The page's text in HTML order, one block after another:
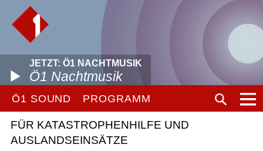
JETZT: Ö1 NACHTMUSIK
Ö1 Nachtmusik
Ö1 SOUND PROGRAMM
FÜR KATASTROPHENHILFE UND
AUSLANDSEINSÄTZE